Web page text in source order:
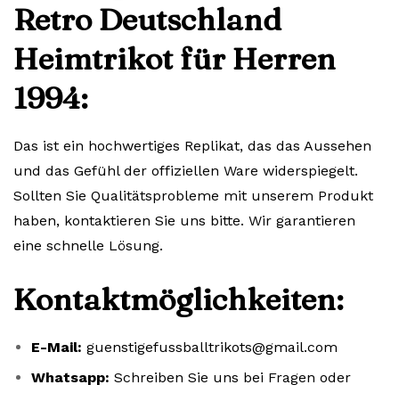
Retro Deutschland
Heimtrikot für Herren
1994:
Das ist ein hochwertiges Replikat, das das Aussehen
und das Gefühl der offiziellen Ware widerspiegelt.
Sollten Sie Qualitätsprobleme mit unserem Produkt
haben, kontaktieren Sie uns bitte. Wir garantieren
eine schnelle Lösung.
Kontaktmöglichkeiten:
E-Mail: guenstigefussballtrikots@gmail.com
Whatsapp: Schreiben Sie uns bei Fragen oder